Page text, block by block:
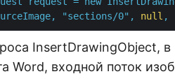
"sections/0" , null ,
InsertDrawingObject,
Word, входной поток